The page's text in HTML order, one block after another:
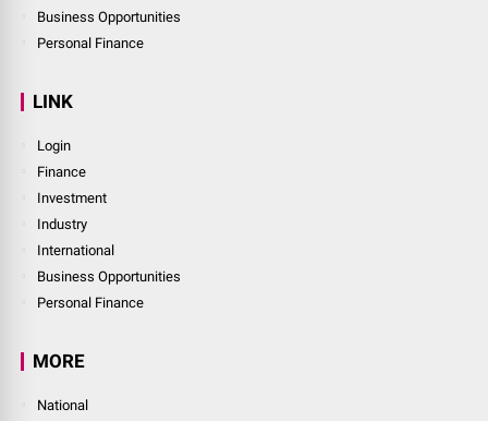
Business Opportunities
Personal Finance
LINK
Login
Finance
Investment
Industry
International
Business Opportunities
Personal Finance
MORE
National